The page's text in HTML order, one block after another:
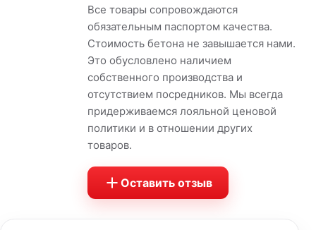
Все товары сопровождаются
обязательным паспортом качества.
Стоимость бетона не завышается нами.
Это обусловлено наличием
собственного производства и
отсутствием посредников. Мы всегда
придерживаемся лояльной ценовой
политики и в отношении других
товаров.
Оставить отзыв